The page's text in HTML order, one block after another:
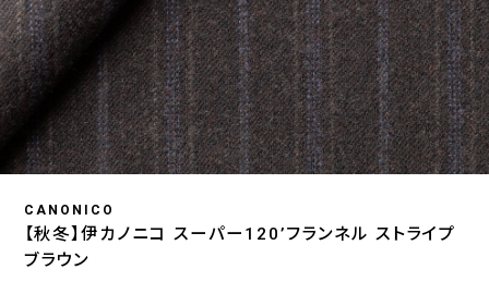
CANONICO
【秋冬】伊カノニコ スーパー120’フランネル ストライプ
ブラウン